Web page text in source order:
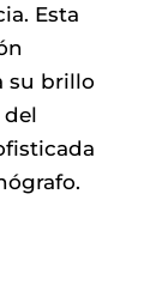
Esta
su brillo
del